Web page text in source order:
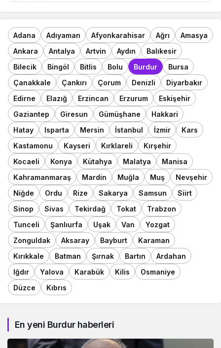
Adana Adıyaman Afyonkarahisar Ağrı
Amasya
Ankara
Antalya Artvin Aydın
Balıkesir
Bilecik
Bingöl Bitlis Bolu Burdur
Bursa
Çanakkale
Çankırı Çorum Denizli
Diyarbakır
Edirne
Elazığ Erzincan Erzurum
Eskişehir
Gaziantep
Giresun Gümüşhane
Hakkari
Hatay
Isparta Mersin İstanbul İzmir
Kars
Kastamonu
Kayseri Kırklareli
Kırşehir
Kocaeli
Konya Kütahya Malatya
Manisa
Kahramanmaraş
Mardin Muğla Muş
Nevşehir
Niğde
Ordu Rize Sakarya Samsun
Siirt
Sinop
Sivas Tekirdağ Tokat
Trabzon
Tunceli
Şanlıurfa Uşak Van
Yozgat
Zonguldak
Aksaray Bayburt
Karaman
Kırıkkale
Batman Şırnak Bartın
Ardahan
Iğdır
Yalova Karabük Kilis
Osmaniye
Düzce
Kıbrıs
En yeni Burdur haberleri